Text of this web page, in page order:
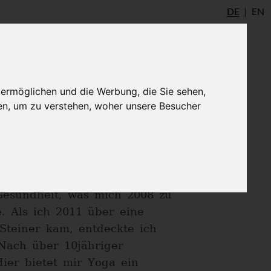
und die Werbung, die Sie sehen,
um zu verstehen, woher unsere Besucher
DE EN
Körperwahrnehmung bis
was mich 2008 zu
Als ich 2011 über eine
kam, entdeckte ich
über 10jähriger
bietet mir Yoga ein